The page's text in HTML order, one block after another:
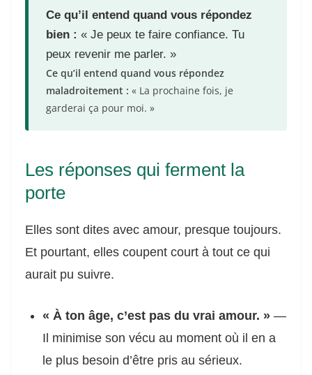
Ce qu’il entend quand vous répondez
bien : « Je peux te faire confiance. Tu
peux revenir me parler. »
Ce qu’il entend quand vous répondez
maladroitement : « La prochaine fois, je
garderai ça pour moi. »
Les réponses qui ferment la
porte
Elles sont dites avec amour, presque toujours.
Et pourtant, elles coupent court à tout ce qui
aurait pu suivre.
« À ton âge, c’est pas du vrai amour. » —
Il minimise son vécu au moment où il en a
le plus besoin d’être pris au sérieux.